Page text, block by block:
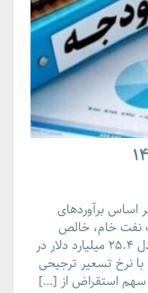
اساس برآوردهای
صادرات نفت خام، خالص
صادرات گاز طبیعی و میعانات گازی کشور معادل ۲۵.۴ میلیارد دلار در
نرخ تسعیر ترجیحی